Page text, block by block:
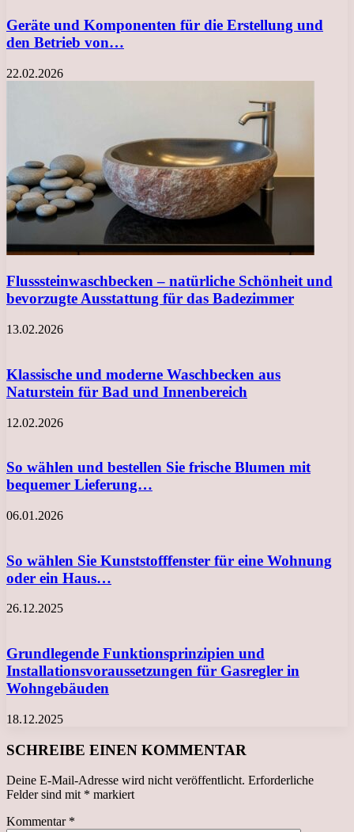
Geräte und Komponenten für die Erstellung und
den Betrieb von…
22.02.2026
Flusssteinwaschbecken – natürliche Schönheit und
bevorzugte Ausstattung für das Badezimmer
13.02.2026
Klassische und moderne Waschbecken aus
Naturstein für Bad und Innenbereich
12.02.2026
So wählen und bestellen Sie frische Blumen mit
bequemer Lieferung…
06.01.2026
So wählen Sie Kunststofffenster für eine Wohnung
oder ein Haus…
26.12.2025
Grundlegende Funktionsprinzipien und
Installationsvoraussetzungen für Gasregler in
Wohngebäuden
18.12.2025
SCHREIBE EINEN KOMMENTAR
Deine E-Mail-Adresse wird nicht veröffentlicht. Erforderliche
Felder sind mit * markiert
Kommentar *